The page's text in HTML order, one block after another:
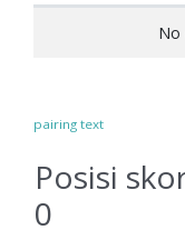
No
pairing text
Posisi
0